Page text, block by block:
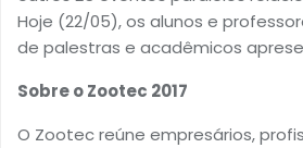
Hoje (22/05), os alunos e
de palestras e acadêmicos
Sobre o Zootec 2017
O Zootec reúne empresários,